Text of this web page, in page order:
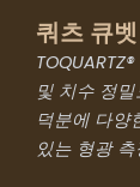
쿼츠 큐
및 치수 정
덕분에 다양
있는 형광